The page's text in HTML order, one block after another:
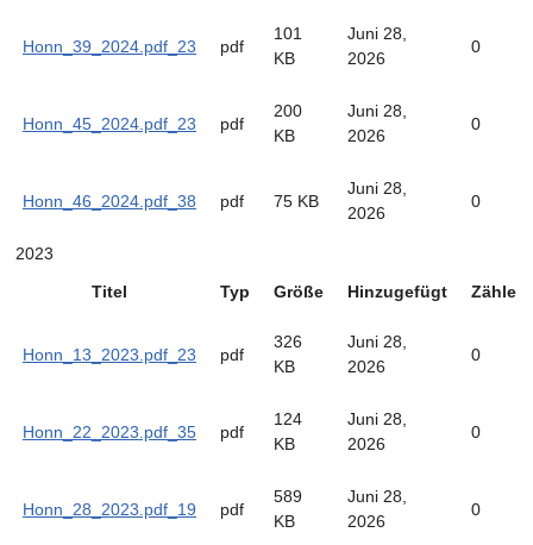
Honn_39_2024.pdf_23 pdf
101
KB
Juni 28,
2026
0
Honn_45_2024.pdf_23 pdf
200
KB
Juni 28,
2026
0
Honn_46_2024.pdf_38 pdf 75 KB
Juni 28,
2026
0
2023
Titel
Typ Größe Hinzugefügt Zähler
Honn_13_2023.pdf_23 pdf
326
KB
Juni 28,
2026
0
Honn_22_2023.pdf_35 pdf
124
KB
Juni 28,
2026
0
Honn_28_2023.pdf_19 pdf
589
KB
Juni 28,
2026
0